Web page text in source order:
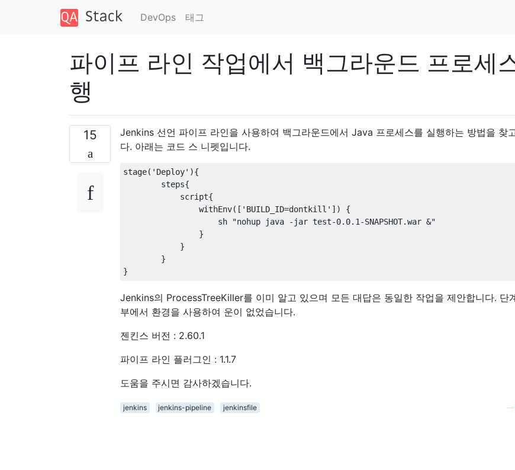
DevOps 태그
파이프 라인 작업에서 백그라운드 프로세
행
15
Jenkins 선언 파이프 라인을 사용하여 백그라운드에서 Java 프로세스를 실행하는 방법을 찾
다. 아래는 코드 스 니펫입니다.
stage('Deploy'){
        steps{
            script{
                withEnv(['BUILD_ID=dontkill']) {
                    sh "nohup java -jar test-0.0.1-SNAPSHOT.war &"
                }
            }
        }
Jenkins의 ProcessTreeKiller를 이미 알고 있으며 모든 대답은 동일한 작업을 제안합니다. 단
부에서 환경을 사용하여 운이 없었습니다.
젠킨스 버전 : 2.60.1
파이프 라인 플러그인 : 1.1.7
도움을 주시면 감사하겠습니다.
jenkins jenkins-pipeline jenkinsfile